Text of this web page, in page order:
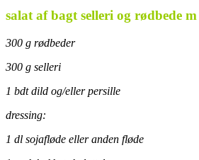
salat af bagt selleri og rødbede m
300 g rødbeder
300 g selleri
1 bdt dild og/eller persille
dressing:
1 dl sojafløde eller anden fløde